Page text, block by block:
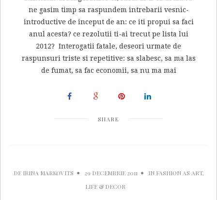
ne gasim timp sa raspundem intrebarii vesnic-
introductive de inceput de an: ce iti propui sa faci
anul acesta? ce rezolutii ti-ai trecut pe lista lui
2012? Interogatii fatale, deseori urmate de
raspunsuri triste si repetitive: sa slabesc, sa ma las
de fumat, sa fac economii, sa nu ma mai
SHARE
DE IRINA MARKOVITS 29 DECEMBRIE 2011 IN FASHION AS ART,
LIFE & DECOR